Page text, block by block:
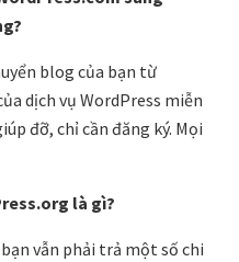
blog của bạn từ
dịch vụ WordPress miễn
đỡ, chỉ cần đăng ký. Mọi
là gì?
vẫn phải trả một số chi